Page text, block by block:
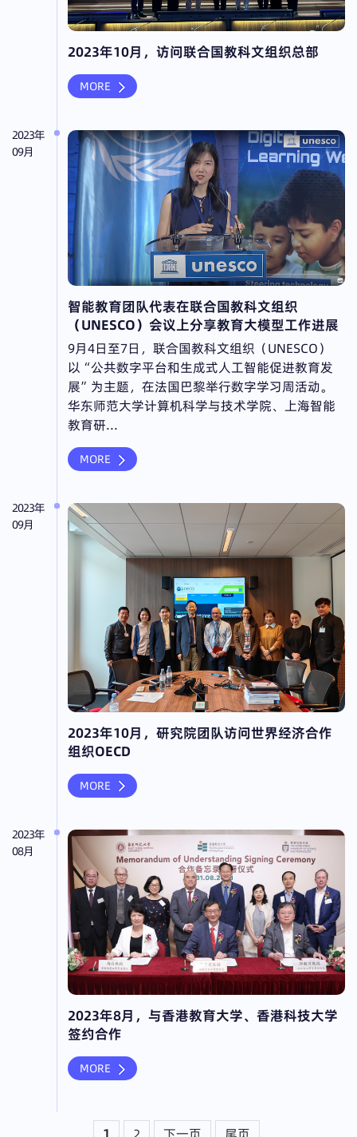
2023年10月，访问联合国教科文组织总部
MORE
2023年
09月
智能教育团队代表在联合国教科文组织
（UNESCO）会议上分享教育大模型工作进展
9月4日至7日，联合国教科文组织（UNESCO）
以“公共数字平台和生成式人工智能促进教育发
展”为主题，在法国巴黎举行数字学习周活动。
华东师范大学计算机科学与技术学院、上海智能
教育研...
MORE
2023年
09月
2023年10月，研究院团队访问世界经济合作
组织OECD
MORE
2023年
08月
2023年8月，与香港教育大学、香港科技大学
签约合作
MORE